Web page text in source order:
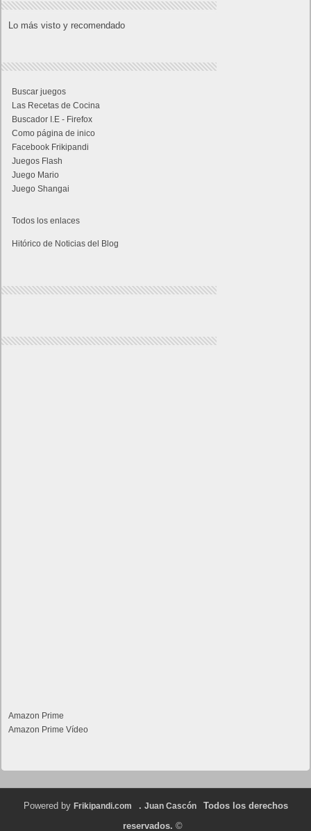
Lo más visto y recomendado
Buscar juegos
Las Recetas de Cocina
Buscador I.E - Firefox
Como página de inico
Facebook Frikipandi
Juegos Flash
Juego Mario
Juego Shangai
Todos los enlaces
Hitórico de Noticias del Blog
Amazon Prime
Amazon Prime Vídeo
Powered by Frikipandi.com . Juan Cascón
Todos los derechos
reservados. ©